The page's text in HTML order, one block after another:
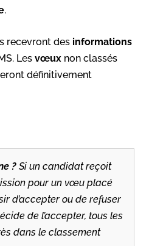
.
recevront des informations
Les vœux non classés
définitivement
? Si un candidat reçoit
pour un vœu placé
d’accepter ou de refuser
de l’accepter, tous les
dans le classement